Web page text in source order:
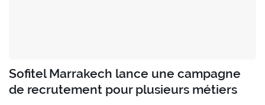
Sofitel Marrakech lance une campagne
de recrutement pour plusieurs métiers